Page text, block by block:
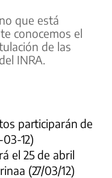
que está
conocemos el
de las
INRA.
participarán de
12)
el 25 de abril
(27/03/12)